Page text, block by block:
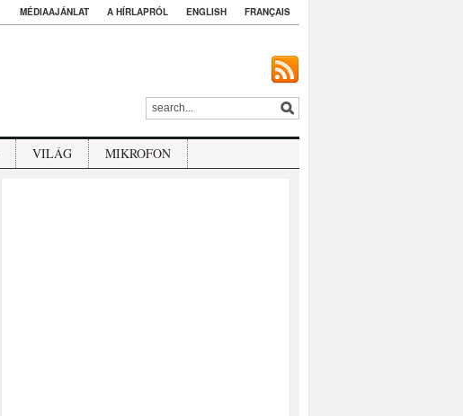
MÉDIAAJÁNLAT A HÍRLAPRÓL ENGLISH FRANÇAIS
VILÁG MIKROFON